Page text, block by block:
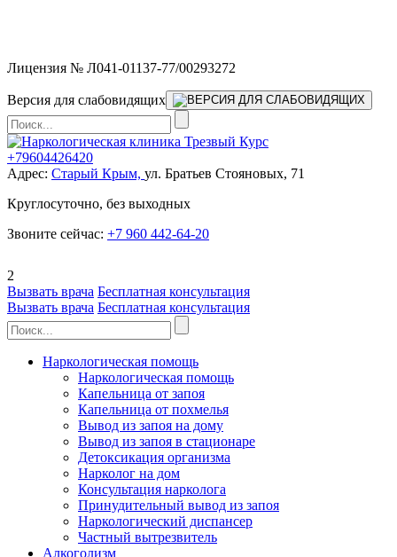
Лицензия № Л041-01137-77/00293272
Версия для слабовидящих
+79604426420
Адрес: Старый Крым, ул. Братьев Стояновых, 71
Круглосуточно, без выходных
Звоните сейчас: +7 960 442-64-20
2
Вызвать врача Бесплатная консультация
Вызвать врача Бесплатная консультация
Наркологическая помощь
Наркологическая помощь
Капельница от запоя
Капельница от похмелья
Вывод из запоя на дому
Вывод из запоя в стационаре
Детоксикация организма
Нарколог на дом
Консультация нарколога
Принудительный вывод из запоя
Наркологический диспансер
Частный вытрезвитель
Алкоголизм